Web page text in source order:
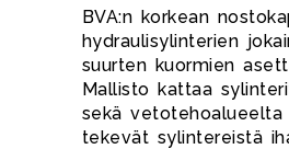
BVA:n korkean
hydraulisylinterien
suurten kuormien
Mallisto kattaa
sekä
tekevät sylintereistä